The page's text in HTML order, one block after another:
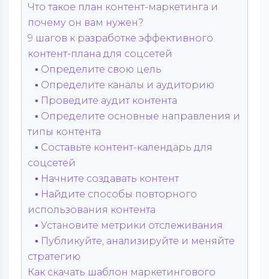
Что такое план контент-маркетинга и
почему он вам нужен?
9 шагов к разработке эффективного
контент-плана для соцсетей
▪️ Определите свою цель
▪️ Определите каналы и аудиторию
▪️ Проведите аудит контента
▪️ Определите основные направления и
типы контента
▪️ Составьте контент-календарь для
соцсетей
▪️ Начните создавать контент
▪️ Найдите способы повторного
использования контента
▪️ Установите метрики отслеживания
▪️ Публикуйте, анализируйте и меняйте
стратегию
Как скачать шаблон маркетингового